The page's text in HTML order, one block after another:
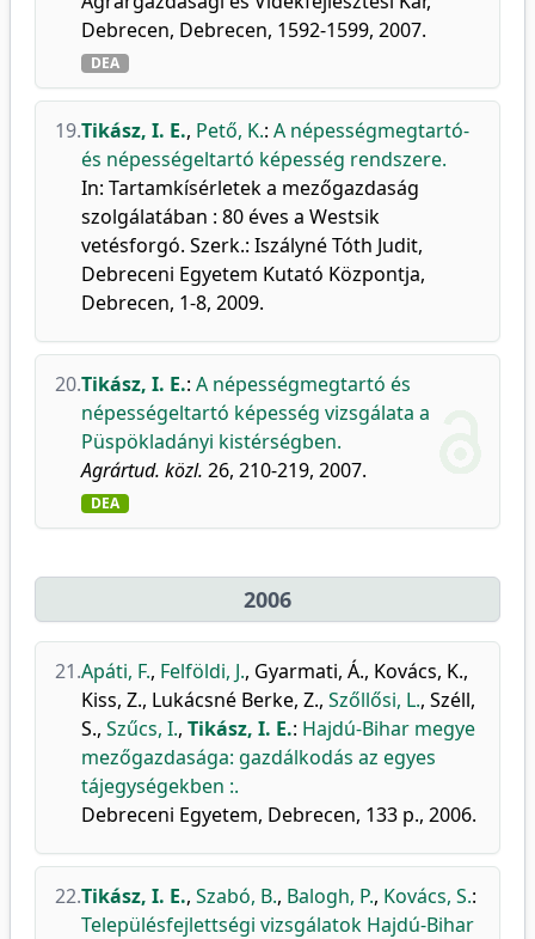
Debrecen, Debrecen, 1592-1599, 2007.
DEA
19.Tikász, I. E., Pető, K.: A népességmegtartó-
és népességeltartó képesség rendszere.
In: Tartamkísérletek a mezőgazdaság
szolgálatában : 80 éves a Westsik
vetésforgó. Szerk.: Iszályné Tóth Judit,
Debreceni Egyetem Kutató Központja,
Debrecen, 1-8, 2009.
20.Tikász, I. E.: A népességmegtartó és
népességeltartó képesség vizsgálata a
Püspökladányi kistérségben.
Agrártud. közl. 26, 210-219, 2007.
DEA
2006
21.Apáti, F., Felföldi, J., Gyarmati, Á., Kovács, K.,
Kiss, Z., Lukácsné Berke, Z., Szőllősi, L., Széll,
S., Szűcs, I., Tikász, I. E.: Hajdú-Bihar megye
mezőgazdasága: gazdálkodás az egyes
tájegységekben :.
Debreceni Egyetem, Debrecen, 133 p., 2006.
22.Tikász, I. E., Szabó, B., Balogh, P., Kovács, S.:
Településfejlettségi vizsgálatok Hajdú-Bihar